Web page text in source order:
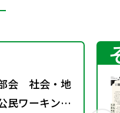
会 社会・地
民ワーキング